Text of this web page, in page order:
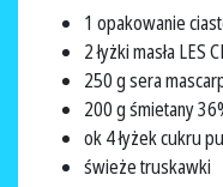
1 opakowanie
2 łyżki masła LES
250 g sera
200 g śmietany
ok 4 łyżek cukru
świeże truskawki